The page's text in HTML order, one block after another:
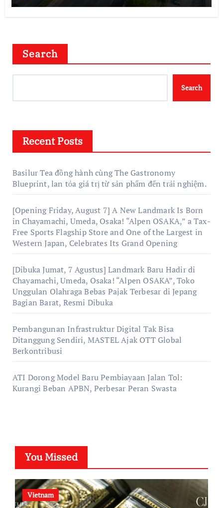
Search
Search
Recent Posts
Basilur Tea đồng hành cùng The Gastronomy
Blueprint, lan tỏa giá trị từ sản phẩm đến trải nghiệm.
[Opening Friday, August 7] A New Landmark Is Born
in Chayamachi, Umeda, Osaka! “Alpen OSAKA,” a Tax-
Free Sports Flagship Store and One of the Largest in
Western Japan, Celebrates Its Grand Opening
[Dibuka Jumat, 7 Agustus] Landmark Baru Hadir di
Chayamachi, Umeda, Osaka! “Alpen OSAKA”, Toko
Unggulan Olahraga Bebas Pajak Terbesar di Jepang
Bagian Barat, Resmi Dibuka
Pembangunan Infrastruktur Digital Tak Bisa
Ditanggung Sendiri, MASTEL Ajak OTT Global
Berkontribusi
ATI Dorong Model Baru Pembiayaan Jalan Tol:
Kurangi Beban APBN, Perbesar Peran Swasta
You Missed
Vietnam